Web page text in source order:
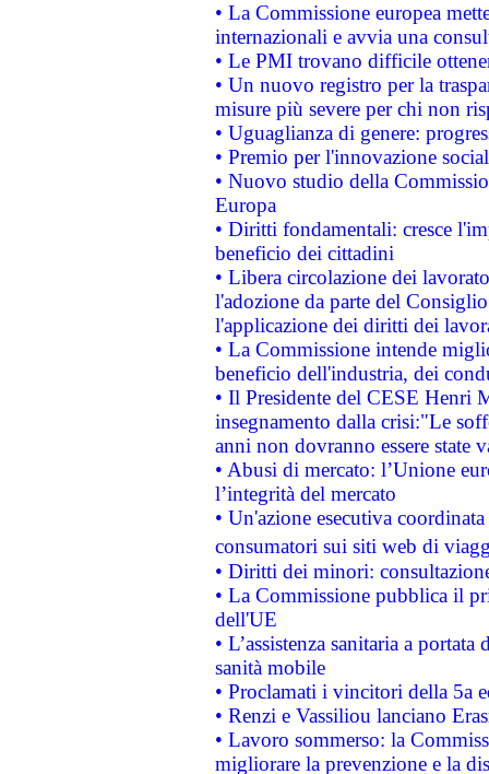
• La Commissione europea
internazionali e avvia una
• Le PMI trovano difficile
• Un nuovo registro per la
misure più severe per chi non
• Uguaglianza di genere:
• Premio per l'innovazione
• Nuovo studio della
Europa
• Diritti fondamentali: cresce
beneficio dei cittadini
• Libera circolazione dei
l'adozione da parte del
l'applicazione dei diritti dei
• La Commissione intende
beneficio dell'industria, dei
• Il Presidente del CESE Henri
insegnamento dalla crisi:"Le
anni non dovranno essere state
• Abusi di mercato: l’Unione
l’integrità del mercato
• Un'azione esecutiva
consumatori sui siti web di
• Diritti dei minori:
• La Commissione pubblica il
dell'UE
• L’assistenza sanitaria a
sanità mobile
• Proclamati i vincitori della 5a
• Renzi e Vassiliou lanciano
• Lavoro sommerso: la
migliorare la prevenzione e la